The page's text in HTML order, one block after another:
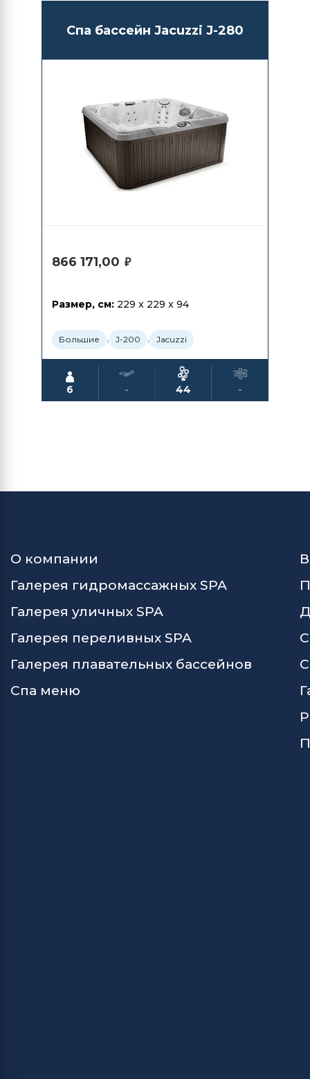
Спа бассейн Jacuzzi J-280
866 171,00 ₽
Размер, см: 229 x 229 x 94
Большие , J-200 , Jacuzzi
6 - 44 -
О компании
Галерея гидромассажных SPA
Галерея уличных SPA
Галерея переливных SPA
Галерея плавательных бассейнов
Спа меню